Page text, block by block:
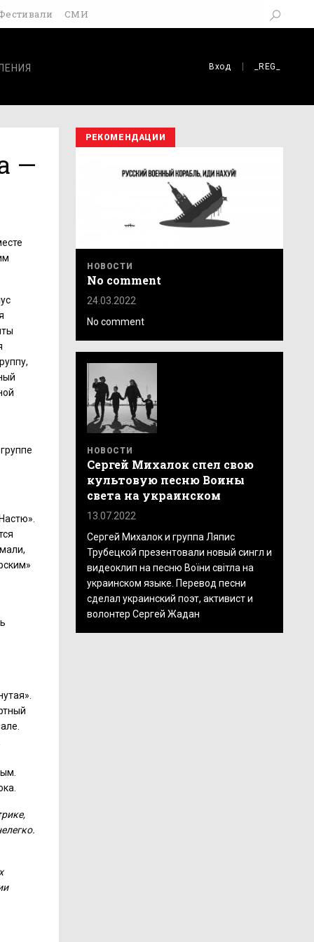
СМИ
Вход _REG_
—
РЕКОМЕНДАЦИИ
НОВОСТИ
No comment
24.03.2022
No comment
НОВОСТИ
Сергей Михалок спел свою
культовую песню Воины
света на украинском
13.07.2022
Сергей Михалок и группа Ляпис
Трубецкой презентовали новый сингл и
видеоклип на песню Воїни світла на
украинском языке. Перевод песни
сделал украинский поэт, активист и
волонтер Сергей Жадан